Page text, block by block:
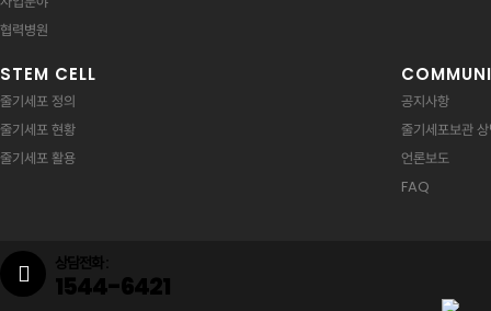
협력병원
STEM CELL
줄기세포 정의
줄기세포 현황
줄기세포 활용
공지사항
줄기세포보관
언론보도
FAQ
상담전화 :
1544-6421